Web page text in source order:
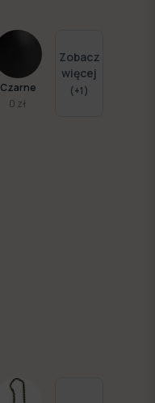
Czarne
0 zł
Zobacz
więcej
(+1)